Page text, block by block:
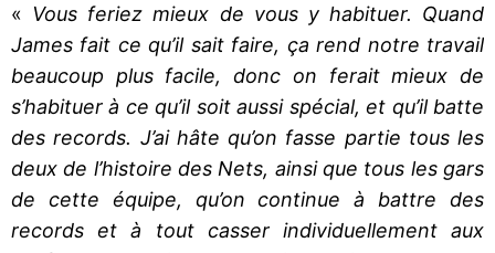
« Vous feriez mieux de vous y habituer. Quand
James fait ce qu’il sait faire, ça rend notre travail
beaucoup plus facile, donc on ferait mieux de
s’habituer à ce qu’il soit aussi spécial, et qu’il batte
des records. J’ai hâte qu’on fasse partie tous les
deux de l’histoire des Nets, ainsi que tous les gars
de cette équipe, qu’on continue à battre des
records et à tout casser individuellement aux